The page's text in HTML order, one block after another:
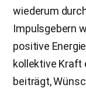
wiederum
Impulsgebern
positive
kollektive Kraft
beiträgt,